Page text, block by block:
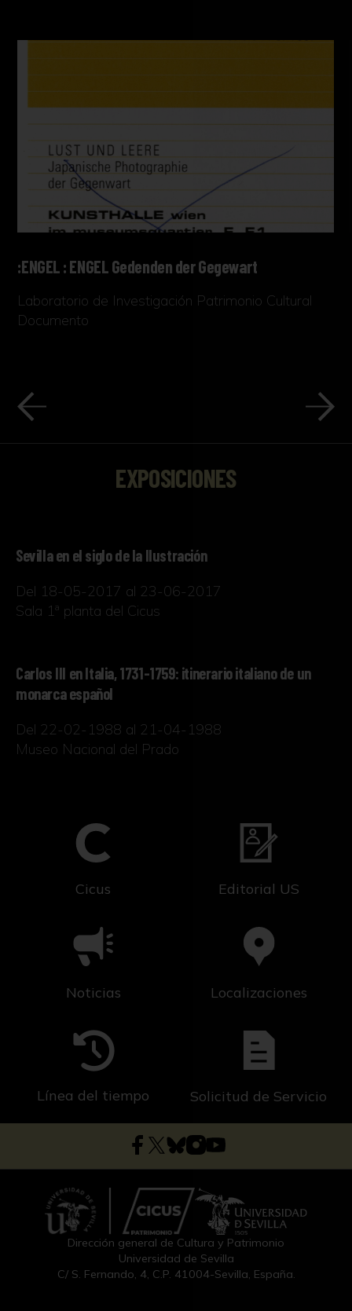
:ENGEL : ENGEL Gedenden der Gegewart
Laboratorio de Investigación Patrimonio Cultural
Documento
EXPOSICIONES
Sevilla en el siglo de la Ilustración
Del 18-05-2017 al 23-06-2017
Sala 1ª planta del Cicus
Carlos III en Italia, 1731-1759: itinerario italiano de un
monarca español
Del 22-02-1988 al 21-04-1988
Museo Nacional del Prado
Cicus Editorial US
Noticias Localizaciones
Línea del tiempo Solicitud de Servicio
Dirección general de Cultura y Patrimonio
Universidad de Sevilla
C/ S. Fernando, 4, C.P. 41004-Sevilla, España.